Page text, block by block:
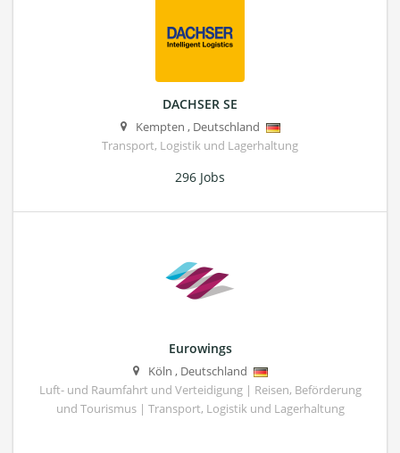
DACHSER SE
Kempten , Deutschland
Transport, Logistik und Lagerhaltung
296 Jobs
Eurowings
Köln , Deutschland
Luft- und Raumfahrt und Verteidigung | Reisen, Beförderung
und Tourismus | Transport, Logistik und Lagerhaltung